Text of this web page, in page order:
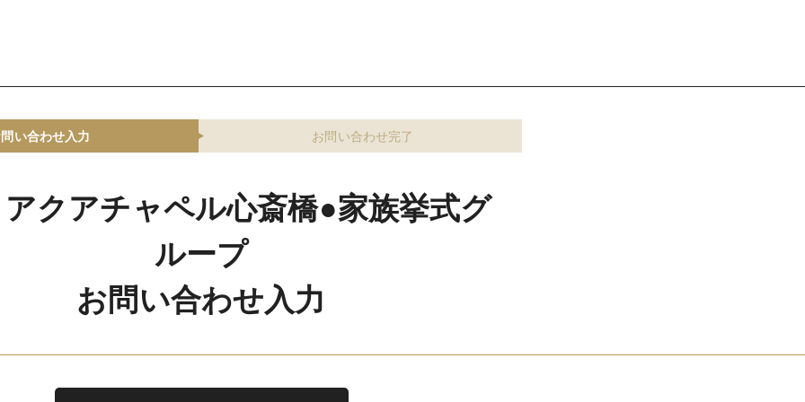
い合わせ入力 お問い合わせ完了
クアチャペル心斎橋●家族挙式グ
ループ
お問い合わせ入力